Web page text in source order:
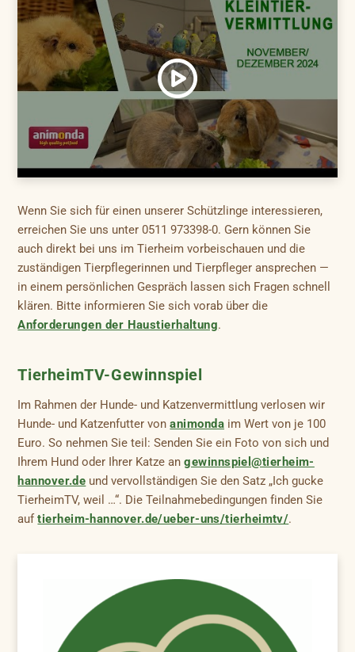
Wenn Sie sich für einen unserer Schützlinge interessieren,
erreichen Sie uns unter 0511 973398-0. Gern können Sie
auch direkt bei uns im Tierheim vorbeischauen und die
zuständigen Tierpflegerinnen und Tierpfleger ansprechen —
in einem persönlichen Gespräch lassen sich Fragen schnell
klären. Bitte informieren Sie sich vorab über die
Anforderungen der Haustierhaltung.
TierheimTV-Gewinnspiel
Im Rahmen der Hunde- und Katzenvermittlung verlosen wir
Hunde- und Katzenfutter vonanimonda im Wert von je 100
Euro. So nehmen Sie teil: Senden Sie ein Foto von sich und
Ihrem Hund oder Ihrer Katze angewinnspiel@tierheim-
hannover.de und vervollständigen Sie den Satz „Ich gucke
TierheimTV, weil …“. Die Teilnahmebedingungen finden Sie
auftierheim-hannover.de/ueber-uns/tierheimtv/.